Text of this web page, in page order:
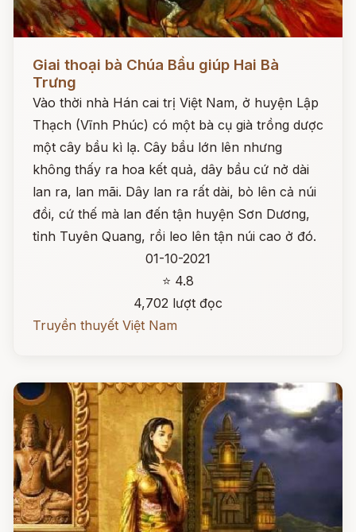
Giai thoại bà Chúa Bầu giúp Hai Bà
Trưng
Vào thời nhà Hán cai trị Việt Nam, ở huyện Lập
Thạch (Vĩnh Phúc) có một bà cụ già trồng dược
một cây bầu kì lạ. Cây bầu lớn lên nhưng
không thấy ra hoa kết quả, dây bầu cứ nở dài
lan ra, lan mãi. Dây lan ra rất dài, bò lên cả núi
đồi, cứ thế mà lan đến tận huyện Sơn Dương,
tỉnh Tuyên Quang, rồi leo lên tận núi cao ở đó.
01-10-2021
⭐ 4.8
4,702 lượt đọc
Truyền thuyết Việt Nam